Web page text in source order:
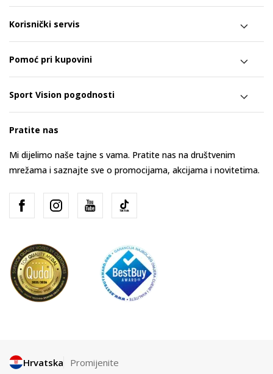
Korisnički servis
Pomoć pri kupovini
Sport Vision pogodnosti
Pratite nas
Mi dijelimo naše tajne s vama. Pratite nas na društvenim
mrežama i saznajte sve o promocijama, akcijama i novitetima.
Hrvatska Promijenite